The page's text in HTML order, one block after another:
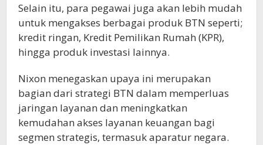
Selain itu, para pegawai juga akan lebih mudah
untuk mengakses berbagai produk BTN seperti;
kredit ringan, Kredit Pemilikan Rumah (KPR),
hingga produk investasi lainnya.
Nixon menegaskan upaya ini merupakan
bagian dari strategi BTN dalam memperluas
jaringan layanan dan meningkatkan
kemudahan akses layanan keuangan bagi
segmen strategis, termasuk aparatur negara.